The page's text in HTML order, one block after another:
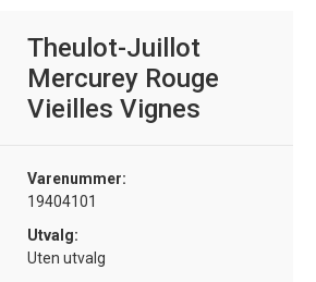
Theulot-Juillot
Mercurey Rouge
Vieilles Vignes
Varenummer:
19404101
Utvalg:
Uten utvalg